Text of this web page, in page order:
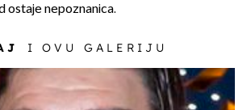
ostaje nepoznanica.
I OVU GALERIJU